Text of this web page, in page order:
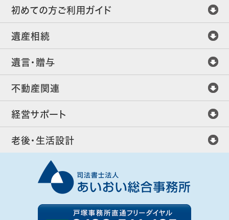
初めての方ご利用ガイド
遺産相続
遺言・贈与
不動産関連
経営サポート
老後・生活設計